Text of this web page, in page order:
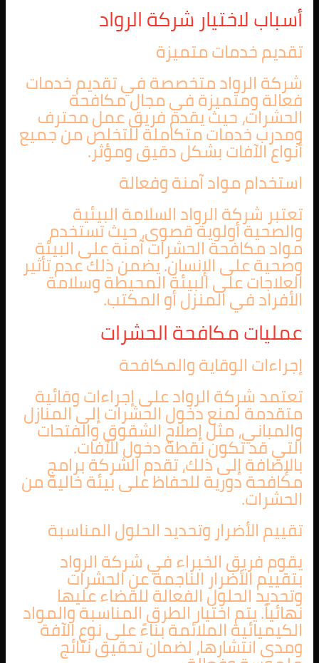
أسباب لاختيار شركة الرواد
تقديم خدمات متميزة
شركة الرواد متخصصة في تقديم خدمات
فعالة ومتميزة في مجال مكافحة
الحشرات، حيث يقدم فريق عمل محترف
ومدرب خدمات متكاملة للتخلص من جميع
أنواع الآفات بشكل دقيق ومؤثر.
استخدام مواد آمنة وفعالة
تعتبر شركة الرواد السلامة البيئية
والصحية أولوية قصوى، حيث تستخدم
مواد مكافحة الحشرات آمنة على البيئة
وصحية على الإنسان. يضمن ذلك عدم تأثير
العلاجات على البيئة المحيطة وسلامة
الأفراد في المنزل أو المكتب.
عمليات مكافحة الحشرات
إجراءات الوقاية والمكافحة
تعتمد شركة الرواد على إجراءات وقائية
متقدمة لمنع دخول الحشرات إلى المنازل
والمباني، مثل إصلاح الشقوق والفتحات
التي قد تكون نقطة دخول للآفات.
بالإضافة إلى ذلك، تقدم الشركة برامج
مكافحة دورية للحفاظ على بيئة خالية من
الحشرات.
تقييم الأضرار وتحديد الحلول المناسبة
يقوم فريق الخبراء في شركة الرواد
بتقييم الأضرار الناجمة عن الحشرات
وتحديد الحلول الفعالة للقضاء عليها
نهائياً. يتم اختيار الطرق المناسبة والمواد
الكيميائية الملائمة بناءً على نوع الآفة
ومدى انتشارها، لضمان تحقيق نتائج